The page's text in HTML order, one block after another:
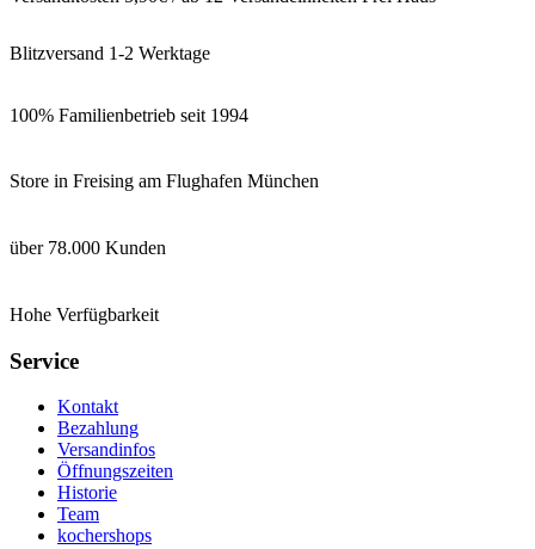
Blitzversand 1-2 Werktage
100% Familienbetrieb seit 1994
Store in Freising am Flughafen München
über 78.000 Kunden
Hohe Verfügbarkeit
Service
Kontakt
Bezahlung
Versandinfos
Öffnungszeiten
Historie
Team
kochershops